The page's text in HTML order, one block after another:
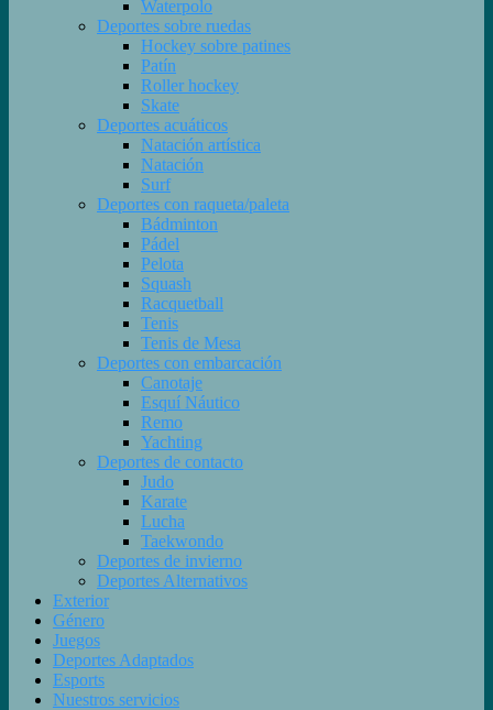
Waterpolo
Deportes sobre ruedas
Hockey sobre patines
Patín
Roller hockey
Skate
Deportes acuáticos
Natación artística
Natación
Surf
Deportes con raqueta/paleta
Bádminton
Pádel
Pelota
Squash
Racquetball
Tenis
Tenis de Mesa
Deportes con embarcación
Canotaje
Esquí Náutico
Remo
Yachting
Deportes de contacto
Judo
Karate
Lucha
Taekwondo
Deportes de invierno
Deportes Alternativos
Exterior
Género
Juegos
Deportes Adaptados
Esports
Nuestros servicios